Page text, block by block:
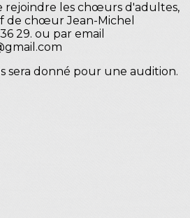
rejoindre les chœurs d'adultes,
de chœur Jean-Michel
29. ou par email
sera donné pour une audition.